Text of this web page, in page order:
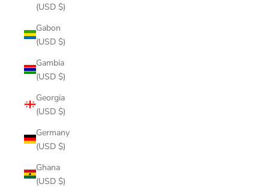
(USD $)
Gabon
(USD $)
Gambia
(USD $)
Georgia
(USD $)
Germany
(USD $)
Ghana
(USD $)